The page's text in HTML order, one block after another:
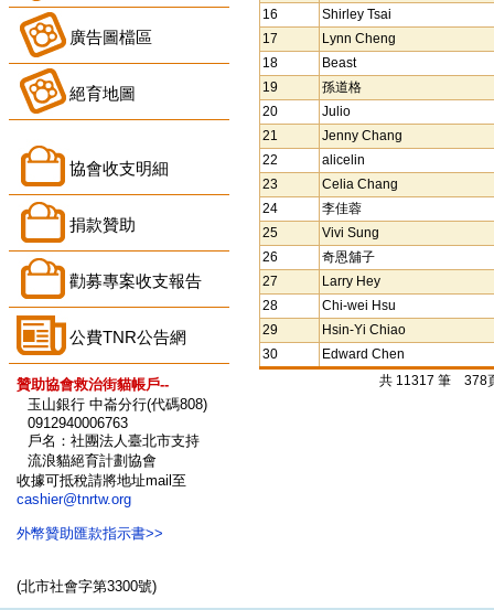
廣告圖檔區
絕育地圖
協會收支明細
捐款贊助
勸募專案收支報告
公費TNR公告網
贊助協會救治街貓帳戶--
玉山銀行 中崙分行(代碼808)
0912940006763
戶名：社團法人臺北市支持
流浪貓絕育計劃協會
收據可抵稅請將地址mail至
cashier@tnrtw.org
外幣贊助匯款指示書>>
(北市社會字第3300號)
16
Shirley Tsai
17
Lynn Cheng
18
Beast
19
孫道格
20
Julio
21
Jenny Chang
22
alicelin
23
Celia Chang
24
李佳蓉
25
Vivi Sung
26
奇恩舖子
27
Larry Hey
28
Chi-wei Hsu
29
Hsin-Yi Chiao
30
Edward Chen
共 11317 筆 378